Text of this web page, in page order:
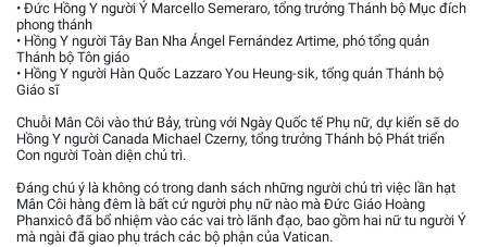
• Đức Hồng Y người Ý Marcello Semeraro, tổng trưởng Thánh bộ Mục đích
phong thánh
• Hồng Y người Tây Ban Nha Ángel Fernández Artime, phó tổng quản
Thánh bộ Tôn giáo
• Hồng Y người Hàn Quốc Lazzaro You Heung-sik, tổng quản Thánh bộ
Giáo sĩ
Chuỗi Mân Côi vào thứ Bảy, trùng với Ngày Quốc tế Phụ nữ, dự kiến sẽ do
Hồng Y người Canada Michael Czerny, tổng trưởng Thánh bộ Phát triển
Con người Toàn diện chủ trì.
Đáng chú ý là không có trong danh sách những người chủ trì việc lần hạt
Mân Côi hàng đêm là bất cứ người phụ nữ nào mà Đức Giáo Hoàng
Phanxicô đã bổ nhiệm vào các vai trò lãnh đạo, bao gồm hai nữ tu người Ý
mà ngài đã giao phụ trách các bộ phận của Vatican.